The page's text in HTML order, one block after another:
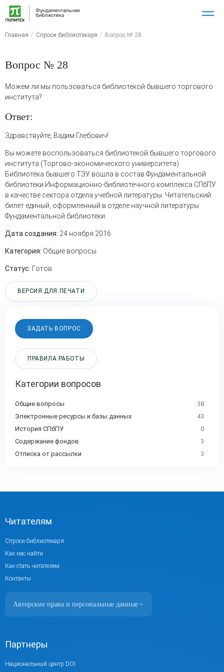
Главная Спроси библиотекаря Вопрос № 28
ЗАДАТЬ ВОПРОС
ПРАВИЛА РАБОТЫ
Категории вопросов
Общие вопросы
38
Электронные ресурсы и базы данных
43
История СПбПУ
0
Содержание фондов
3
Отписка от рассылки
3
Вопрос № 28
Можем ли мы пользоваться библиотекой бывшего торгового
института?
Ответ:
Здравствуйте, Вадим Глебович!
Вы можете воспользоваться библиотекой бывшего торгового
института (Торгово-экономического университета).
Библиотека бывшего ТЭУ вошла в состав Фундаментальной
библиотеки Информационно-библиотечного комплекса СПбПУ
в качестве сектора отдела учебной литературы. Читательский
билет единый, оформленный в отделе научной литературы
Фундаментальной библиотеки.
Дата создания: 24 ноября 2016
Категория: Общие вопросы
Статус: Готов
ВЕРСИЯ ДЛЯ ПЕЧАТИ
Читателям
Спроси библиотекаря
Как нас найти
Как стать читателем
Контакты
Авторские права и персональные данные +
о персональных данных. Согласно
ст. 152.1 ГК РФ «Охрана изображения
Партнеры
Национальный центр DOI